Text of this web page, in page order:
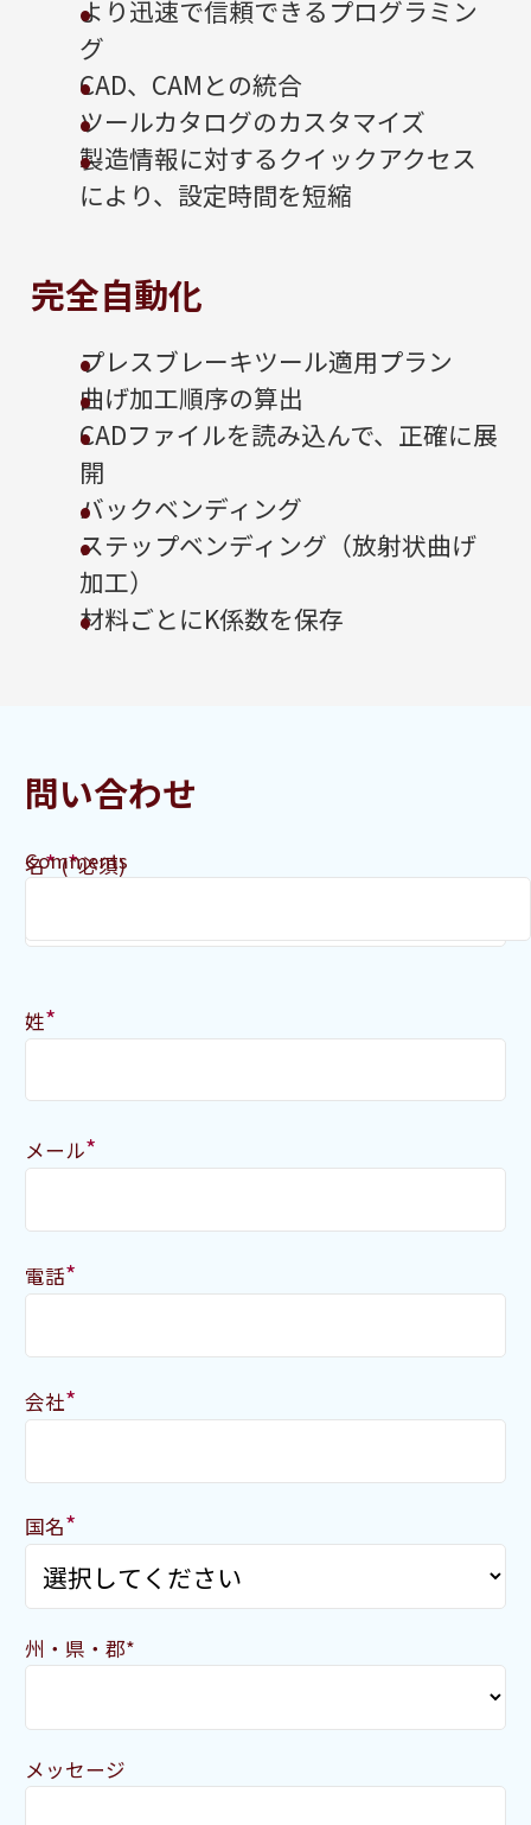
より迅速で信頼できるプログラミン
グ
CAD、CAMとの統合
ツールカタログのカスタマイズ
製造情報に対するクイックアクセス
により、設定時間を短縮
完全自動化
プレスブレーキツール適用プラン
曲げ加工順序の算出
CADファイルを読み込んで、正確に展
開
バックベンディング
ステップベンディング（放射状曲げ
加工）
材料ごとにK係数を保存
問い合わせ
Comments
名*(*必須)
姓*
メール*
電話*
会社*
国名*
州・県・郡*
メッセージ